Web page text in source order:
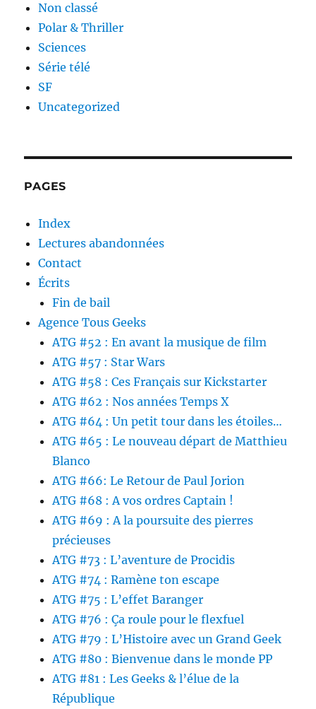
Non classé
Polar & Thriller
Sciences
Série télé
SF
Uncategorized
PAGES
Index
Lectures abandonnées
Contact
Écrits
Fin de bail
Agence Tous Geeks
ATG #52 : En avant la musique de film
ATG #57 : Star Wars
ATG #58 : Ces Français sur Kickstarter
ATG #62 : Nos années Temps X
ATG #64 : Un petit tour dans les étoiles…
ATG #65 : Le nouveau départ de Matthieu
Blanco
ATG #66: Le Retour de Paul Jorion
ATG #68 : A vos ordres Captain !
ATG #69 : A la poursuite des pierres
précieuses
ATG #73 : L’aventure de Procidis
ATG #74 : Ramène ton escape
ATG #75 : L’effet Baranger
ATG #76 : Ça roule pour le flexfuel
ATG #79 : L’Histoire avec un Grand Geek
ATG #80 : Bienvenue dans le monde PP
ATG #81 : Les Geeks & l’élue de la
République